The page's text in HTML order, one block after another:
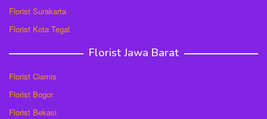
Florist Surakarta
Florist Kota Tegal
Florist Jawa Barat
Florist Ciamis
Florist Bogor
Florist Bekasi